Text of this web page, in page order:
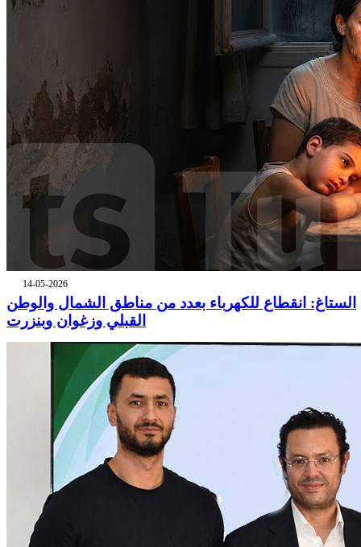
14-05-2026
الستاغ: انقطاع للكهرباء بعدد من مناطق الشمال والوطن
القبلي وزغوان وبنزرت